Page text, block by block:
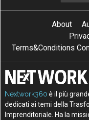
About
Terms&Conditions
Nextwork360 è il più
dedicati ai temi della
Imprenditoriale. Ha la